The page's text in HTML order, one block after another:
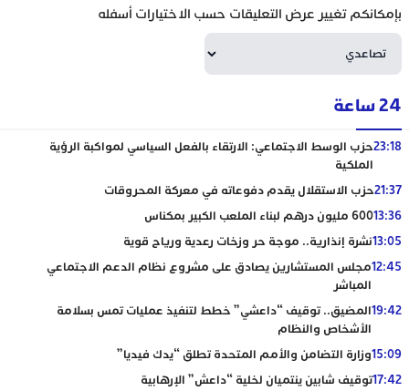
بإمكانكم تغيير عرض التعليقات حسب الاختيارات أسفله
24 ساعة
23:18حزب الوسط الاجتماعي: الارتقاء بالفعل السياسي لمواكبة الرؤية
الملكية
21:37حزب الاستقلال يقدم دفوعاته في معركة المحروقات
13:36600 مليون درهم لبناء الملعب الكبير بمكناس
13:05نشرة إنذارية.. موجة حر وزخات رعدية ورياح قوية
12:45مجلس المستشارين يصادق على مشروع نظام الدعم الاجتماعي
المباشر
19:42المضيق.. توقيف “داعشي” خطط لتنفيذ عمليات تمس بسلامة
الأشخاص والنظام
15:09وزارة التضامن والأمم المتحدة تطلق “يدك فيديا”
17:42توقيف شابين ينتميان لخلية “داعش” الإرهابية